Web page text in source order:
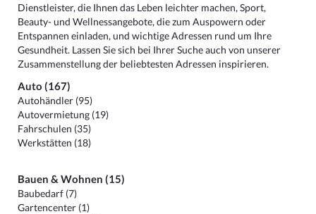
Dienstleister, die Ihnen das Leben leichter machen, Sport,
Beauty- und Wellnessangebote, die zum Auspowern oder
Entspannen einladen, und wichtige Adressen rund um Ihre
Gesundheit. Lassen Sie sich bei Ihrer Suche auch von unserer
Zusammenstellung der beliebtesten Adressen inspirieren.
Auto (167)
Autohändler (95)
Autovermietung (19)
Fahrschulen (35)
Werkstätten (18)
Bauen & Wohnen (15)
Baubedarf (7)
Gartencenter (1)